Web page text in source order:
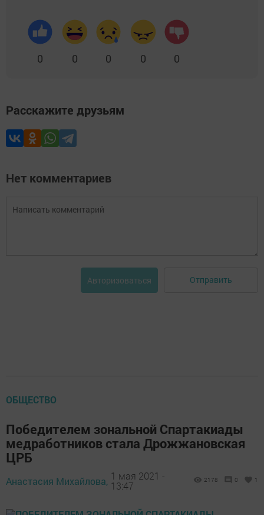
0 0 0 0 0
Расскажите друзьям
Нет комментариев
Авторизоваться Отправить
ОБЩЕСТВО
Победителем зональной Спартакиады
медработников стала Дрожжановская
ЦРБ
Анастасия Михайлова, 1 мая 2021 -
13:47
2178 0 1